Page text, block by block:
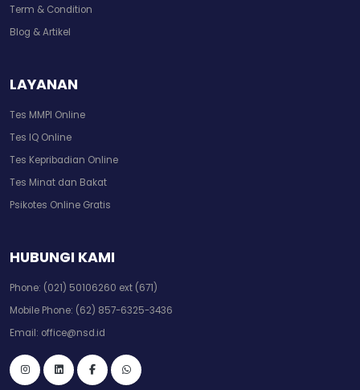
Term & Condition
Blog & Artikel
LAYANAN
Tes MMPI Online
Tes IQ Online
Tes Kepribadian Online
Tes Minat dan Bakat
Psikotes Online Gratis
HUBUNGI KAMI
Phone: (021) 50106260 ext (671)
Mobile Phone: (62) 857-6325-3436
Email: office@nsd.id